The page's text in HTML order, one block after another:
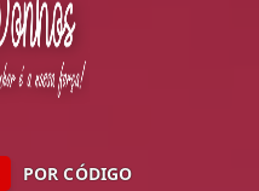
POR CÓDIGO